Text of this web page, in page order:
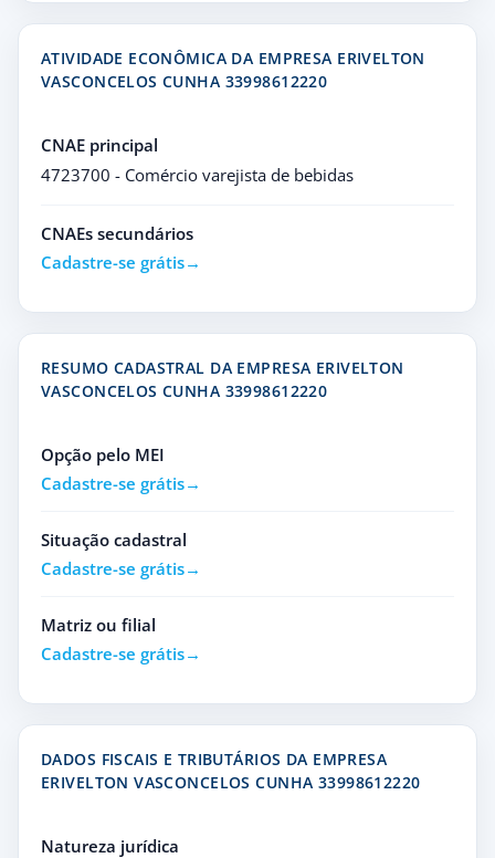
ATIVIDADE ECONÔMICA DA EMPRESA ERIVELTON
VASCONCELOS CUNHA 33998612220
CNAE principal
4723700 - Comércio varejista de bebidas
CNAEs secundários
Cadastre-se grátis
RESUMO CADASTRAL DA EMPRESA ERIVELTON
VASCONCELOS CUNHA 33998612220
Opção pelo MEI
Cadastre-se grátis
Situação cadastral
Cadastre-se grátis
Matriz ou filial
Cadastre-se grátis
DADOS FISCAIS E TRIBUTÁRIOS DA EMPRESA
ERIVELTON VASCONCELOS CUNHA 33998612220
Natureza jurídica